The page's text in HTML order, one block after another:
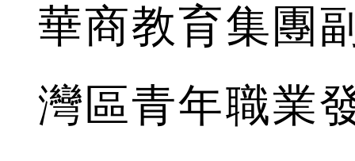
華商教育集團
灣區青年職業